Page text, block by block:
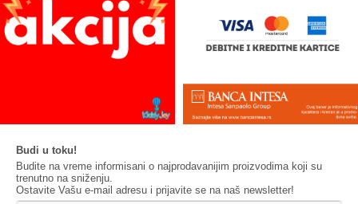
Budi u toku!
Budite na vreme informisani o najprodavanijim proizvodima koji su
trenutno na sniženju.
Ostavite Vašu e-mail adresu i prijavite se na naš newsletter!